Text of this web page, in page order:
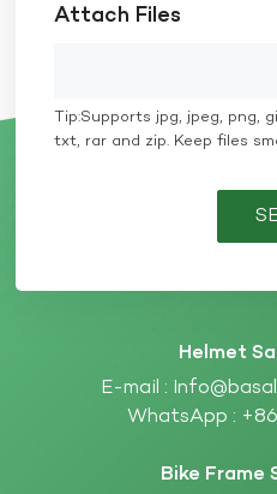
Attach Files
Tip:Supports jpg, jpeg, png,
txt, rar and zip. Keep files
Helmet
E-mail :
WhatsApp :
Bike Frame